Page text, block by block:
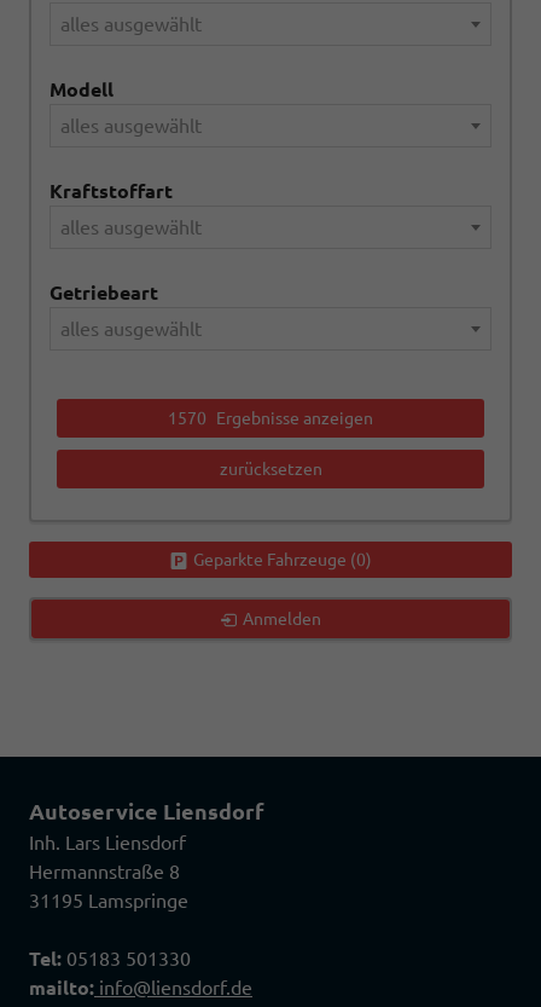
alles ausgewählt
Modell
alles ausgewählt
Kraftstoffart
alles ausgewählt
Getriebeart
alles ausgewählt
1570 Ergebnisse anzeigen
zurücksetzen
Geparkte Fahrzeuge (0)
Anmelden
Autoservice Liensdorf
Inh. Lars Liensdorf
Hermannstraße 8
31195 Lamspringe
Tel: 05183 501330
mailto: info@liensdorf.de